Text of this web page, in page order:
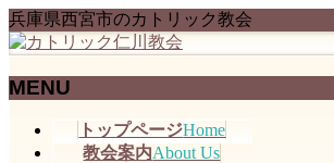
兵庫県西宮市のカトリック教会
MENU
トップページHome
教会案内About Us